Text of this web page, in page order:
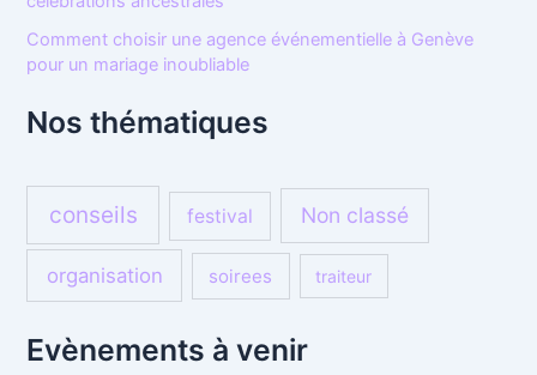
Comment choisir une agence événementielle à Genève
pour un mariage inoubliable
Nos thématiques
conseils festival Non classé
organisation soirees traiteur
Evènements à venir